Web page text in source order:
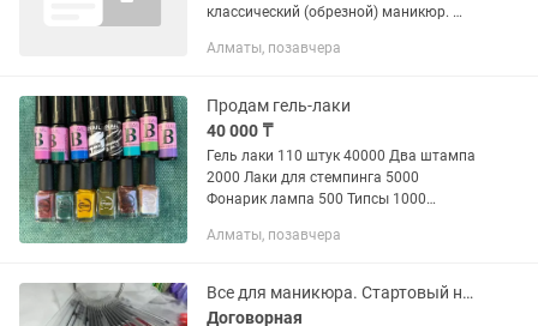
классический (обрезной) маникюр.
пластины (гелем, акригелем, базой).
Алматы, позавчера
Продам гель-лаки
40 000 ₸
Гель лаки 110 штук 40000 Два штампа
2000 Лаки для стемпинга 5000
Фонарик лампа 500 Типсы 1000
Клей для страз 500 Бабочки и блестки
Алматы, позавчера
Все для маникюра. Стартовый набор для маникюра
Договорная